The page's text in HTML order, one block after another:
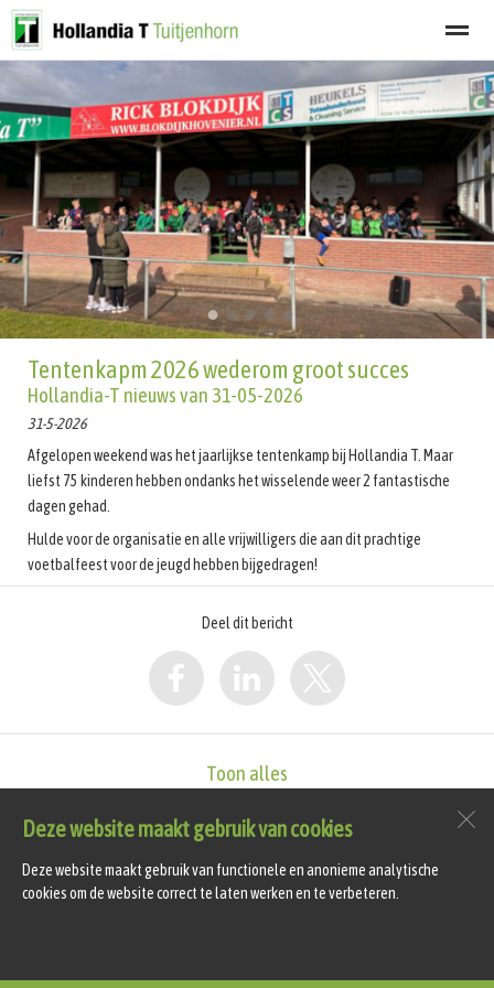
Welkom Afgelastingen Lid worden Nieuwsbrief
Home Zoeken Nieuws Agenda
Deze website maakt gebruik van cookies
Deze website maakt gebruik van functionele en anonieme analytische
cookies om de website correct te laten werken en te verbeteren.
● ● ● ● ●
Tentenkapm 2026 wederom groot succes
Hollandia-T nieuws van 31-05-2026
31-5-2026
Afgelopen weekend was het jaarlijkse tentenkamp bij Hollandia T. Maar
liefst 75 kinderen hebben ondanks het wisselende weer 2 fantastische
dagen gehad.
Hulde voor de organisatie en alle vrijwilligers die aan dit prachtige
voetbalfeest voor de jeugd hebben bijgedragen!
Deel dit bericht
Toon alles
Sportlaan 4
1747 GS
Tuitjenhorn